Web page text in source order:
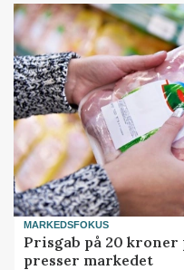
MARKEDSFOKUS
Prisgab på 20 kroner
presser markedet